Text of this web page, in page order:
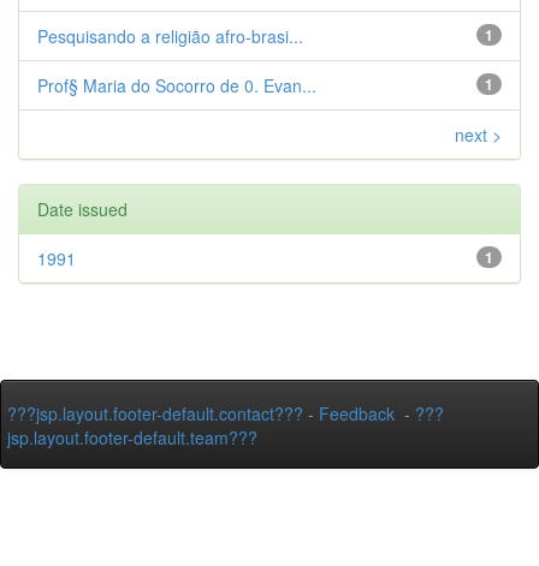
1
Pesquisando a religião afro-brasi...
1
Prof§ Maria do Socorro de 0. Evan...
next >
Date issued
1
1991
???jsp.layout.footer-default.contact??? - Feedback - ???
jsp.layout.footer-default.team???